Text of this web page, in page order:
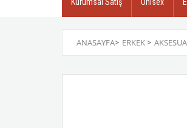
ANASAYFA> ERKEK>